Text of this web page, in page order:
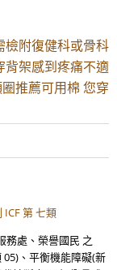
檢附復健科或骨科
背架感到疼痛不適
推薦可用棉 您穿
第 七類
處、榮譽國民 之
05)、平衡機能障礙(新